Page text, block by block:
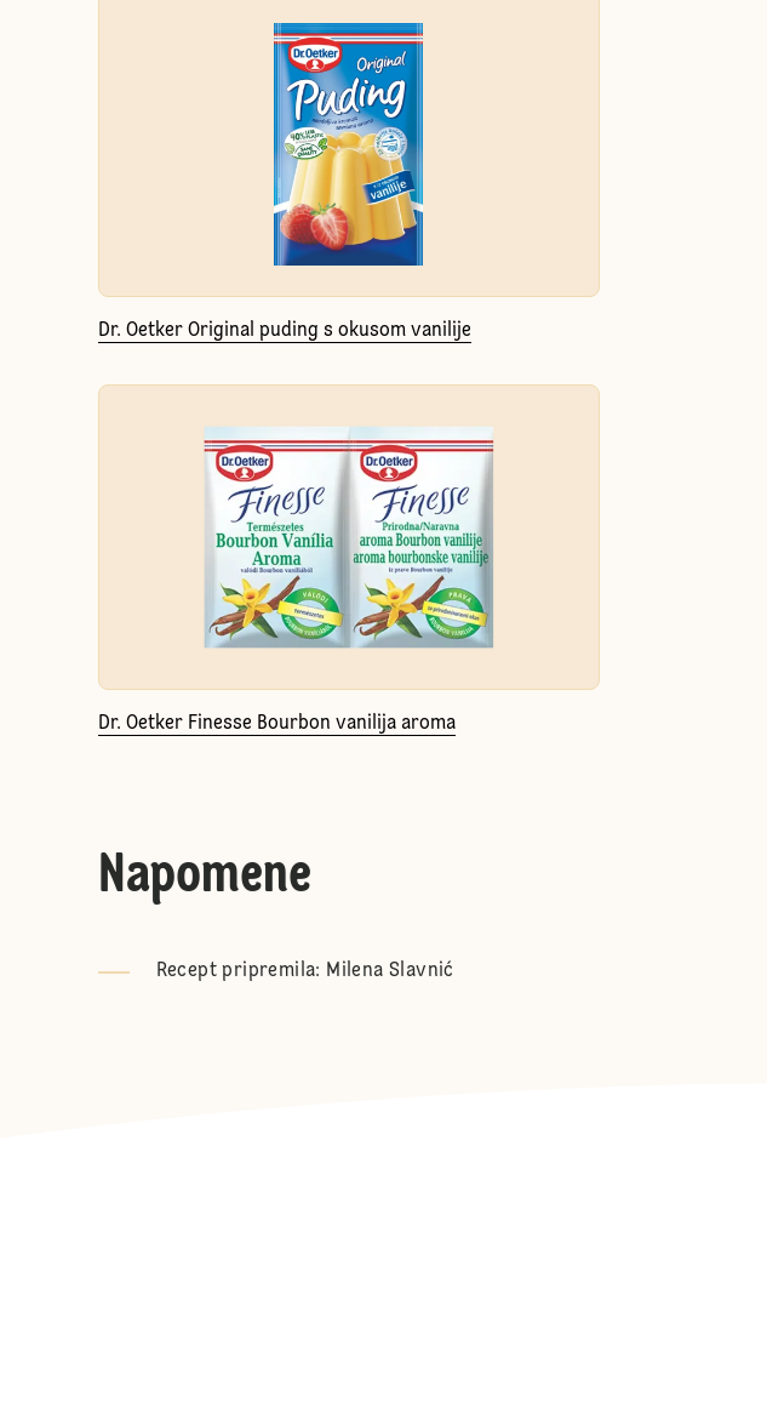
Dr. Oetker Original puding s okusom vanilije
Dr. Oetker Finesse Bourbon vanilija aroma
Napomene
Recept pripremila: Milena Slavnić